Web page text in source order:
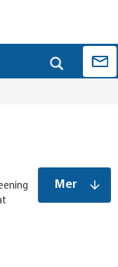
Mer